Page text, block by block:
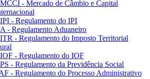
- Mercado de Câmbio e Capital
- Regulamento do IPI
- Regulamento Aduaneiro
- Regulamento do Imposto Territorial
- Regulamento do IOF
- Regulamento da Previdência Social
- Regulamento do Processo Administrativo